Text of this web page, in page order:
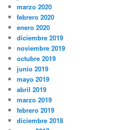
marzo 2020
febrero 2020
enero 2020
diciembre 2019
noviembre 2019
octubre 2019
junio 2019
mayo 2019
abril 2019
marzo 2019
febrero 2019
diciembre 2018